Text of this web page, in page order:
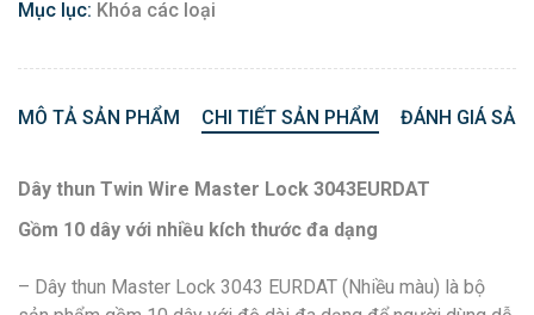
Mục lục: Khóa các loại
MÔ TẢ SẢN PHẨM CHI TIẾT SẢN PHẨM ĐÁNH GIÁ
Dây thun Twin Wire Master Lock 3043EURDAT
Gồm 10 dây với nhiều kích thước đa dạng
– Dây thun Master Lock 3043 EURDAT (Nhiều màu) là bộ